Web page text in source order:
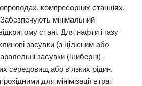
компресорних станціях,
мінімальний
стані. Для нафти і газу
засувки (з цілісним або
засувки (шиберні) -
середовищ або в'язких рідин.
для мінімізації втрат